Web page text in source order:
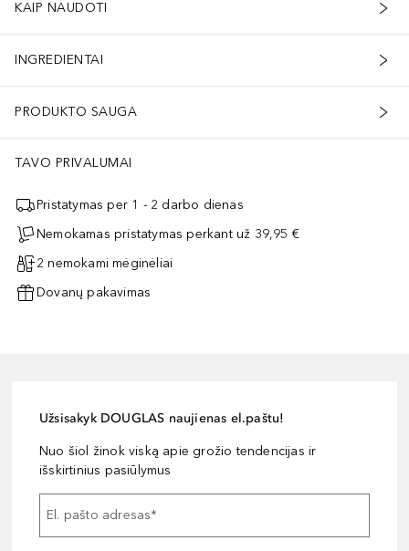
KAIP NAUDOTI
INGREDIENTAI
PRODUKTO SAUGA
TAVO PRIVALUMAI
Pristatymas per 1 - 2 darbo dienas
Nemokamas pristatymas perkant už 39,95 €
2 nemokami mėginėliai
Dovanų pakavimas
Užsisakyk DOUGLAS naujienas el.paštu!
Nuo šiol žinok viską apie grožio tendencijas ir
išskirtinius pasiūlymus
El. pašto adresas*